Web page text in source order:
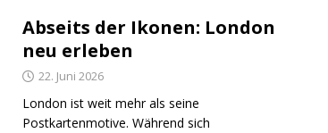
Abseits der Ikonen: London
neu erleben
22. Juni 2026
London ist weit mehr als seine
Postkartenmotive. Während sich